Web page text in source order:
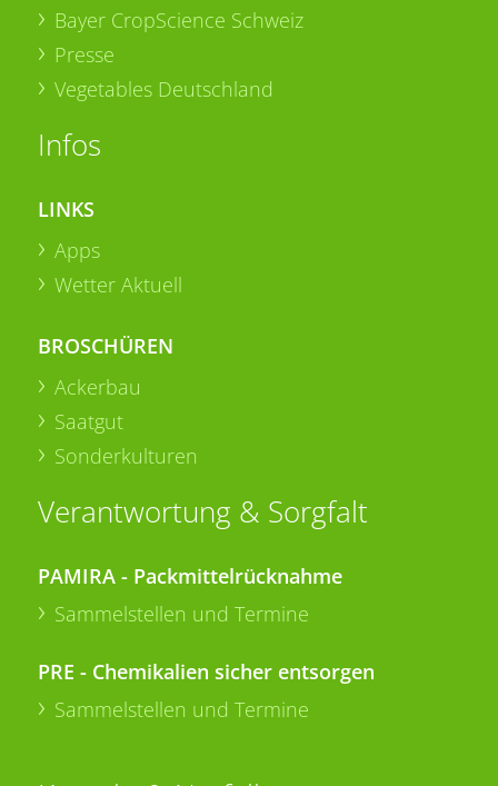
Bayer CropScience Schweiz
Presse
Vegetables Deutschland
Infos
LINKS
Apps
Wetter Aktuell
BROSCHÜREN
Ackerbau
Saatgut
Sonderkulturen
Verantwortung & Sorgfalt
PAMIRA - Packmittelrücknahme
Sammelstellen und Termine
PRE - Chemikalien sicher entsorgen
Sammelstellen und Termine